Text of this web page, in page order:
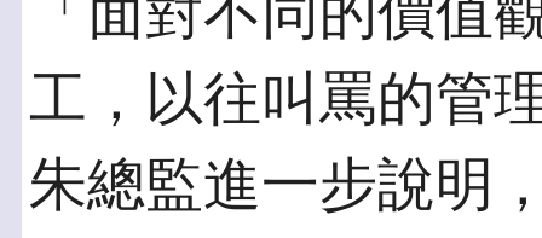
「面對不同的價值
工，以往叫罵的管
朱總監進一步說明